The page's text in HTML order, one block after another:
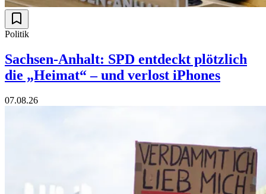
Politik
Sachsen-Anhalt: SPD entdeckt plötzlich
die „Heimat“ – und verlost iPhones
07.08.26